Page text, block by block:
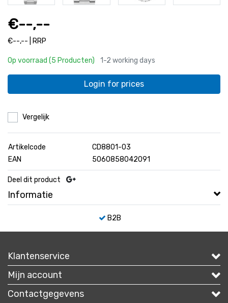
€--,--
€--,-- | RRP
Op voorraad (5 Producten) 1-2 working days
Login for prices
Vergelijk
Artikelcode
CD8801-03
EAN
5060858042091
Deel dit product
Informatie
B2B
Klantenservice
Mijn account
Contactgegevens